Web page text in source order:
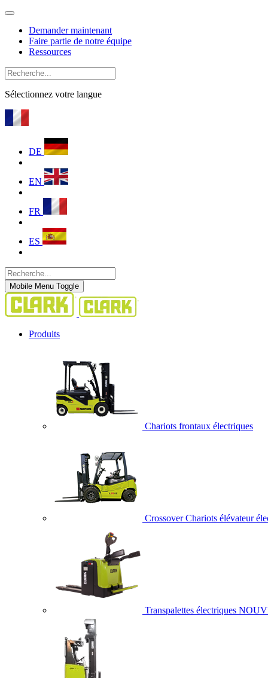
Demander maintenant
Faire partie de notre équipe
Ressources
Sélectionnez votre langue
DE
EN
FR
ES
Mobile Menu Toggle
Produits
Chariots frontaux électriques
Crossover Chariots élévateur
Transpalettes électriques